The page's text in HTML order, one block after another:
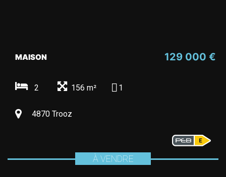
129 000 €
MAISON
2 156 m² 1
4870 Trooz
À VENDRE